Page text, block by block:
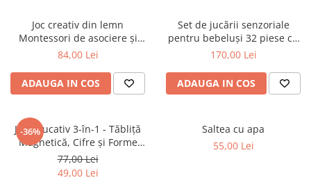
Joc creativ din lemn
Montessori de asociere și
dexteritate cu pietre colorate
84,00 Lei
ADAUGA IN COS
Set de jucării senzoriale
pentru bebeluși 32 piese cu
cuburi și elemente interactive
170,00 Lei
ADAUGA IN COS
-36%
Joc Educativ 3-în-1 - Tăbliță
Magnetică, Cifre și Forme
Geometrice
77,00 Lei
49,00 Lei
Saltea cu apa
55,00 Lei